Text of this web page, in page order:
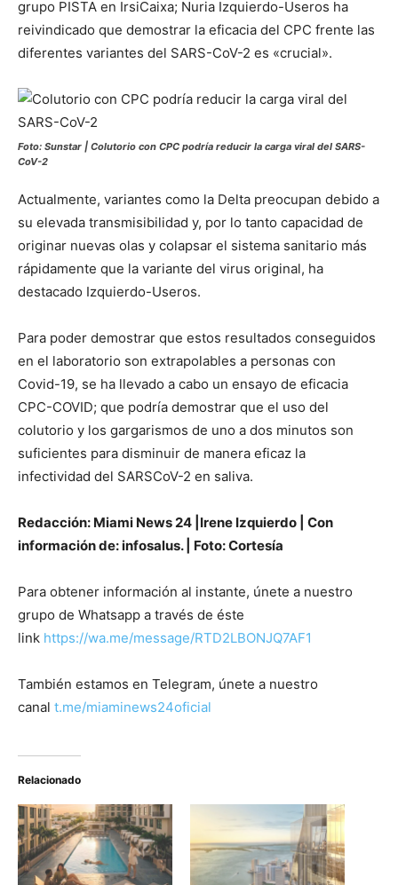
grupo PISTA en IrsiCaixa; Nuria Izquierdo-Useros ha
reivindicado que demostrar la eficacia del CPC frente las
diferentes variantes del SARS-CoV-2 es «crucial».
Foto: Sunstar | Colutorio con CPC podría reducir la carga viral del SARS-
CoV-2
Actualmente, variantes como la Delta preocupan debido a
su elevada transmisibilidad y, por lo tanto capacidad de
originar nuevas olas y colapsar el sistema sanitario más
rápidamente que la variante del virus original, ha
destacado Izquierdo-Useros.
Para poder demostrar que estos resultados conseguidos
en el laboratorio son extrapolables a personas con
Covid-19, se ha llevado a cabo un ensayo de eficacia
CPC-COVID; que podría demostrar que el uso del
colutorio y los gargarismos de uno a dos minutos son
suficientes para disminuir de manera eficaz la
infectividad del SARSCoV-2 en saliva.
Redacción: Miami News 24 |Irene Izquierdo | Con
información de: infosalus. | Foto: Cortesía
Para obtener información al instante, únete a nuestro
grupo de Whatsapp a través de éste
link https://wa.me/message/RTD2LBONJQ7AF1
También estamos en Telegram, únete a nuestro
canal t.me/miaminews24oficial
Relacionado